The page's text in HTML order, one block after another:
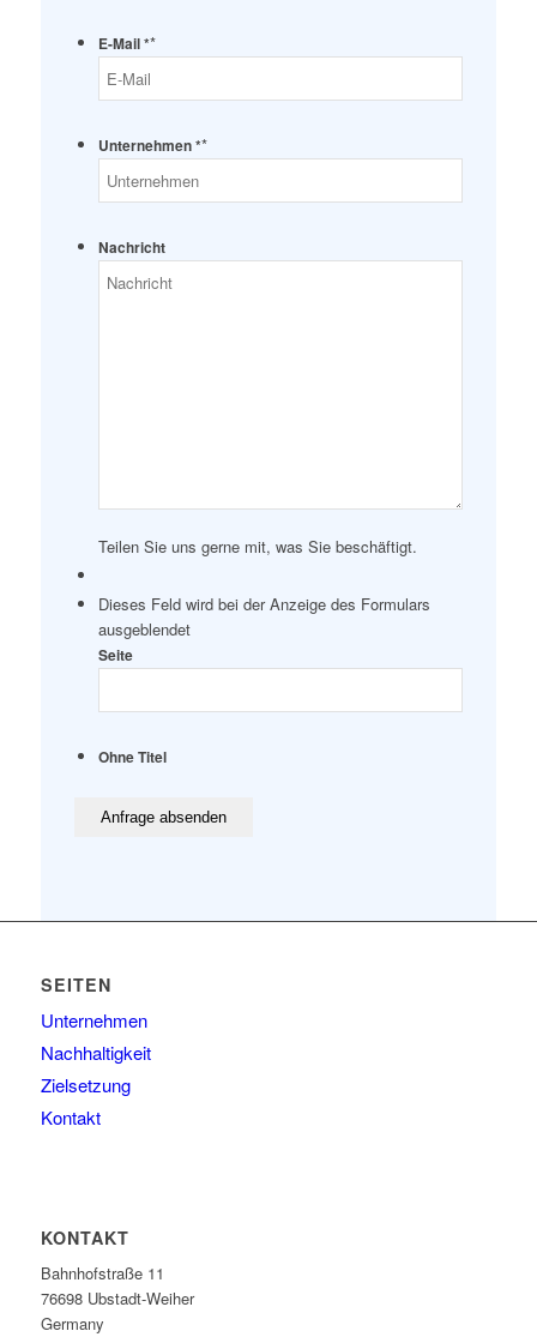
E-Mail **
Unternehmen **
Nachricht
Teilen Sie uns gerne mit, was Sie beschäftigt.
Dieses Feld wird bei der Anzeige des Formulars
ausgeblendet
Seite
Ohne Titel
SEITEN
Unternehmen
Nachhaltigkeit
Zielsetzung
Kontakt
KONTAKT
Bahnhofstraße 11
76698 Ubstadt-Weiher
Germany